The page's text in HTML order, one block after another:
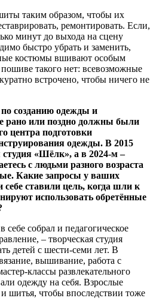
таким образом, чтобы их
ремонтировать. Если,
минут до выхода на сцену
быстро убрать и заменить,
костюмы вшивают особым
такого нет: всевозможные
встрочено, чтобы ничего не
созданию одежды и
рано или поздно должны были
центра подготовки
одежды. В 2015
студия «Шёлк», а в 2024-м –
с людьми разного возраста
Какие запросы у ваших
ставили цель, когда шли к
использовать обретённые
собрал и педагогическое
– творческая студия
детей с шести-семи лет. В
вышивание, работа с
классы развлекательного
одежду на себя. Взрослые
шитья, чтобы впоследствии тоже